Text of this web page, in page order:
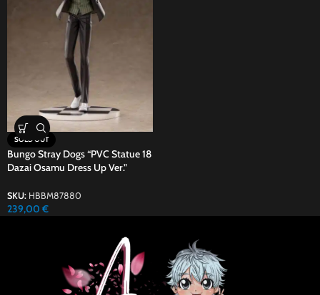
SOLD OUT
Bungo Stray Dogs “PVC Statue 18
Dazai Osamu Dress Up Ver.”
SKU: HBBM87880
239,00 €